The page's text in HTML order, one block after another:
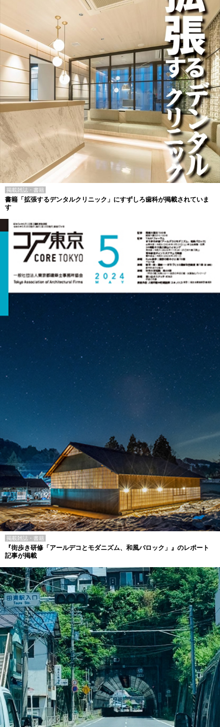
掲載雑誌・書籍
書籍「拡張するデンタルクリニック」にすずしろ歯科が掲載されていま
す
掲載雑誌・書籍
『街歩き研修「アールデコとモダニズム、和風バロック」』のレポート
記事が掲載